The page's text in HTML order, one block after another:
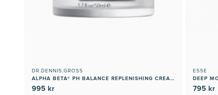
DR.DENNIS.GROSS
ALPHA BETA® PH BALANCE REPLENISHING CREAM
995 kr
ESSE
DEEP
795 kr